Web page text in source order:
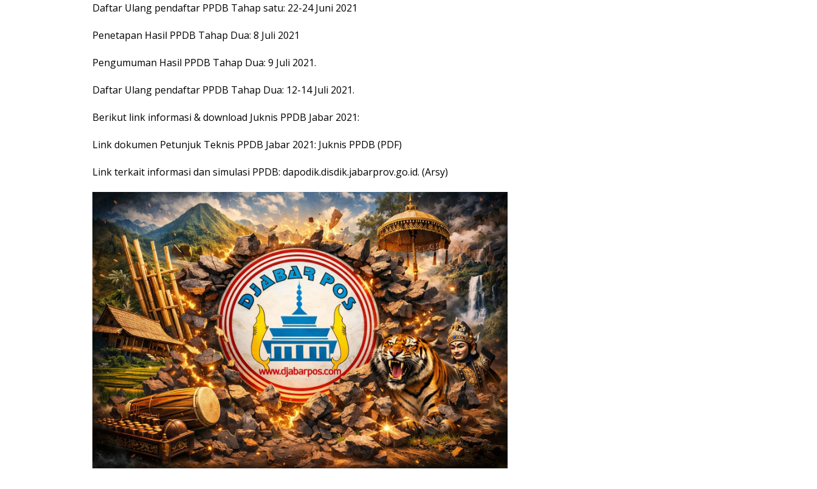
Daftar Ulang pendaftar PPDB Tahap satu: 22-24 Juni 2021
Penetapan Hasil PPDB Tahap Dua: 8 Juli 2021
Pengumuman Hasil PPDB Tahap Dua: 9 Juli 2021.
Daftar Ulang pendaftar PPDB Tahap Dua: 12-14 Juli 2021.
Berikut link informasi & download Juknis PPDB Jabar 2021:
Link dokumen Petunjuk Teknis PPDB Jabar 2021: Juknis PPDB (PDF)
Link terkait informasi dan simulasi PPDB: dapodik.disdik.jabarprov.go.id. (Arsy)